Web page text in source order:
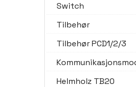
Switch
Tilbehør
Tilbehør PCD1/2/3
Helmholz TB20